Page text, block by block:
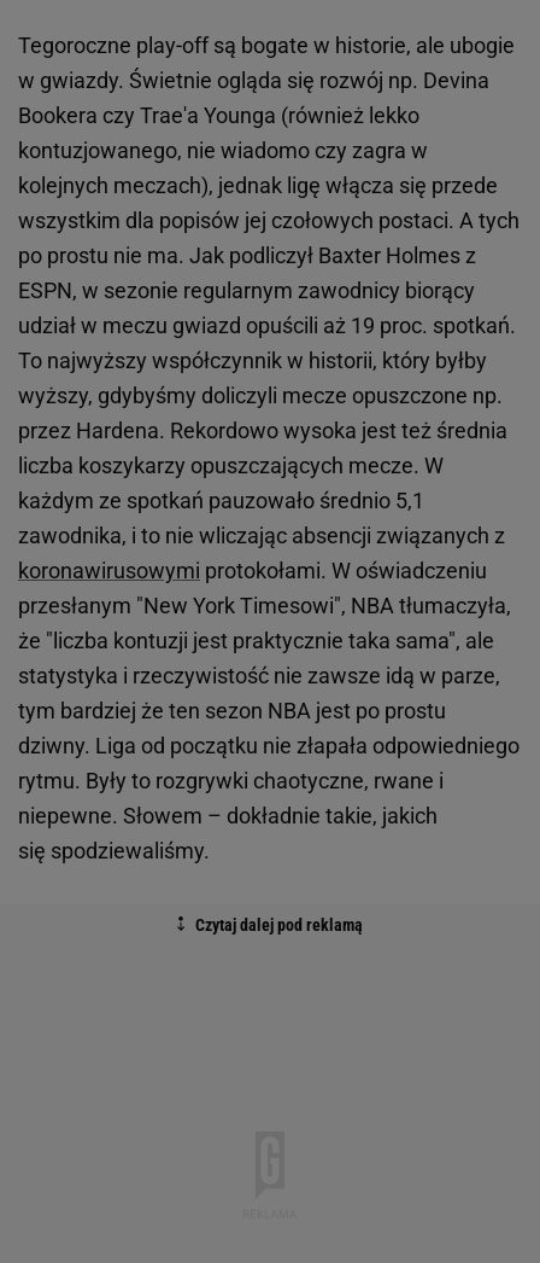
Tegoroczne play-off są bogate w historie, ale ubogie
w gwiazdy. Świetnie ogląda się rozwój np. Devina
Bookera czy Trae'a Younga (również lekko
kontuzjowanego, nie wiadomo czy zagra w
kolejnych meczach), jednak ligę włącza się przede
wszystkim dla popisów jej czołowych postaci. A tych
po prostu nie ma. Jak podliczył Baxter Holmes z
ESPN, w sezonie regularnym zawodnicy biorący
udział w meczu gwiazd opuścili aż 19 proc. spotkań.
To najwyższy współczynnik w historii, który byłby
wyższy, gdybyśmy doliczyli mecze opuszczone np.
przez Hardena. Rekordowo wysoka jest też średnia
liczba koszykarzy opuszczających mecze. W
każdym ze spotkań pauzowało średnio 5,1
zawodnika, i to nie wliczając absencji związanych z
koronawirusowymi protokołami. W oświadczeniu
przesłanym "New York Timesowi", NBA tłumaczyła,
że "liczba kontuzji jest praktycznie taka sama", ale
statystyka i rzeczywistość nie zawsze idą w parze,
tym bardziej że ten sezon NBA jest po prostu
dziwny. Liga od początku nie złapała odpowiedniego
rytmu. Były to rozgrywki chaotyczne, rwane i
niepewne. Słowem – dokładnie takie, jakich
się spodziewaliśmy.